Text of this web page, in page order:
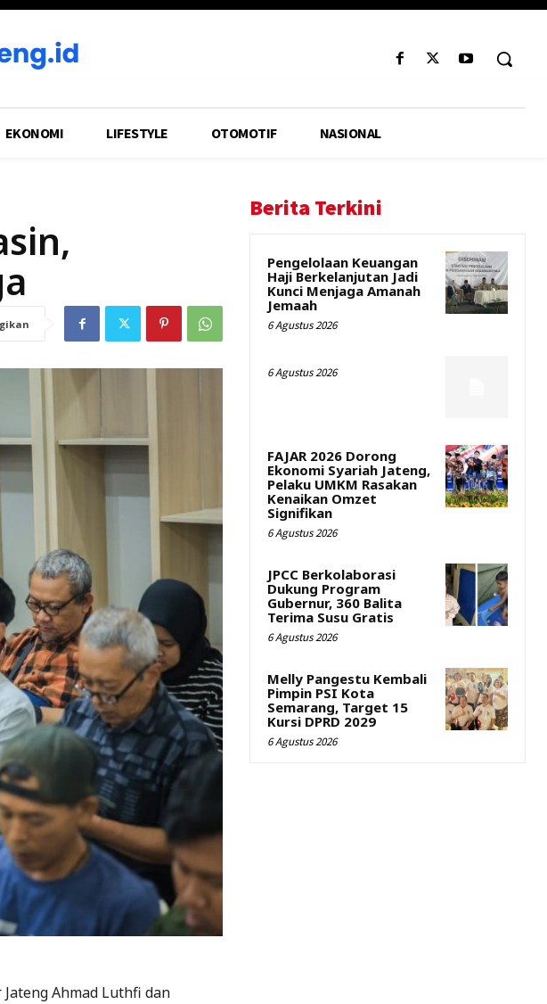
EKONOMI LIFESTYLE OTOMOTIF NASIONAL
Ahmad Luthfi dan
Berita Terkini
Pengelolaan Keuangan
Haji Berkelanjutan Jadi
Kunci Menjaga Amanah
Jemaah
6 Agustus 2026
6 Agustus 2026
FAJAR 2026 Dorong
Ekonomi Syariah Jateng,
Pelaku UMKM Rasakan
Kenaikan Omzet
Signifikan
6 Agustus 2026
JPCC Berkolaborasi
Dukung Program
Gubernur, 360 Balita
Terima Susu Gratis
6 Agustus 2026
Melly Pangestu Kembali
Pimpin PSI Kota
Semarang, Target 15
Kursi DPRD 2029
6 Agustus 2026